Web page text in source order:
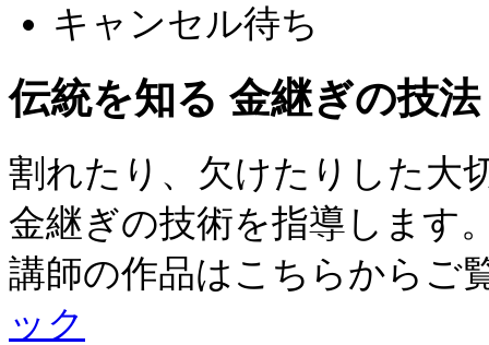
キャンセル待ち
伝統を知る 金継ぎの技
割れたり、欠けたりした大
金継ぎの技術を指導します
講師の作品はこちらからご
ック